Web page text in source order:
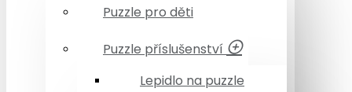
Puzzle pro děti
Puzzle příslušenství
Lepidlo na puzzle